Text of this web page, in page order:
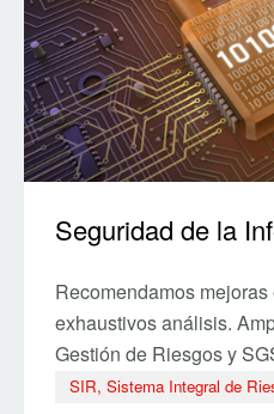
Seguridad de la
Recomendamos
exhaustivos análisis.
Gestión de Riesgos y
SIR, Sistema Integral de